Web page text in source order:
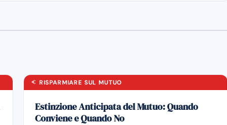
RISPARMIARE SUL MUTUO
Estinzione Anticipata del Mutuo: Quando
Conviene e Quando No